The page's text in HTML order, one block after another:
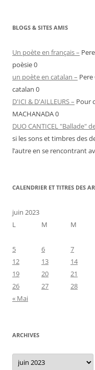
BLOGS & SITES AMIS
Un poète en français –
poèsie 0
un poète en catalan –
catalan 0
D'ICI & D'AILLEURS – Pour
MACHANADA 0
DUO CANTICEL "Ballade"
si les sons et timbres des
l’autre en se rencontrant
CALENDRIER ET TITRES DES
juin 2023
L
M M
5
6 7
12
13 14
19
20 21
26
27 28
« Mai
ARCHIVES
Archives